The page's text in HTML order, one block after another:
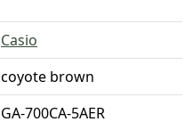
Casio
coyote brown
GA-700CA-5AER